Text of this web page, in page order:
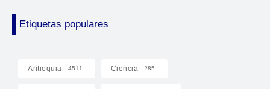
Etiquetas populares
Antioquia 4511 Ciencia 285